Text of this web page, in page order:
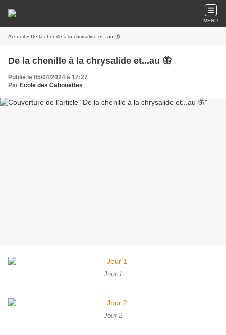
MENU
Accueil » De la chenille à la chrysalide et...au 🦋
De la chenille à la chrysalide et...au 🦋
Publié le 05/04/2024 à 17:27
Par Ecole des Cahouettes
Jour 1
Jour 2